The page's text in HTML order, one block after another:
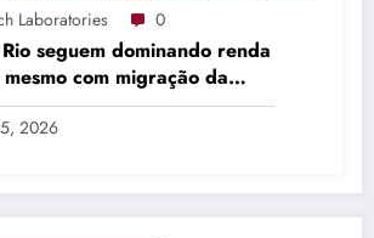
Laboratories 0
seguem dominando renda
com migração da
2026